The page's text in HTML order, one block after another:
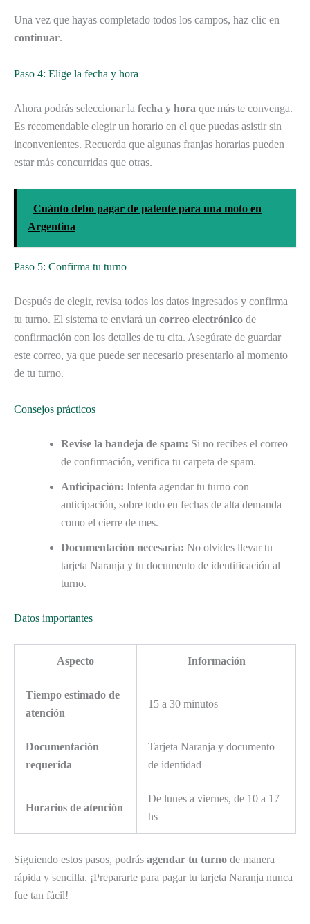
Una vez que hayas completado todos los campos, haz clic en
continuar.
Paso 4: Elige la fecha y hora
Ahora podrás seleccionar la fecha y hora que más te convenga.
Es recomendable elegir un horario en el que puedas asistir sin
inconvenientes. Recuerda que algunas franjas horarias pueden
estar más concurridas que otras.
Cuánto debo pagar de patente para una moto en
Argentina
Paso 5: Confirma tu turno
Después de elegir, revisa todos los datos ingresados y confirma
tu turno. El sistema te enviará un correo electrónico de
confirmación con los detalles de tu cita. Asegúrate de guardar
este correo, ya que puede ser necesario presentarlo al momento
de tu turno.
Consejos prácticos
Revise la bandeja de spam: Si no recibes el correo
de confirmación, verifica tu carpeta de spam.
Anticipación: Intenta agendar tu turno con
anticipación, sobre todo en fechas de alta demanda
como el cierre de mes.
Documentación necesaria: No olvides llevar tu
tarjeta Naranja y tu documento de identificación al
turno.
Datos importantes
Aspecto Información
Tiempo estimado de
atención
15 a 30 minutos
Documentación
requerida
Tarjeta Naranja y documento
de identidad
Horarios de atención
De lunes a viernes, de 10 a 17
hs
Siguiendo estos pasos, podrás agendar tu turno de manera
rápida y sencilla. ¡Prepararte para pagar tu tarjeta Naranja nunca
fue tan fácil!